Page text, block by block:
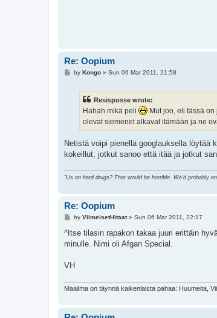
Re: Oopium
Pby Kongo» Sun 06 Mar 2011, 21:58
Resisposse wrote:
Hahah mikä peli
Mut joo, eli tässä
olevat siemenet alkavat itämään ja ne
Netistä voipi pienellä googlauksella löytää
kokeillut, jotkut sanoo että itää ja jotkut
"Us on hard drugs? That would be horrible. We'd probably
Re: Oopium
P
s
by ViimeisetHitaat» Sun 06 Mar 2011, 22:17
^Itse tilasin rapakon takaa juuri erittäin
minulle. Nimi oli Afgan Special.
VH
Maailma on täynnä kaikenlaista pahaa: Huumeita,